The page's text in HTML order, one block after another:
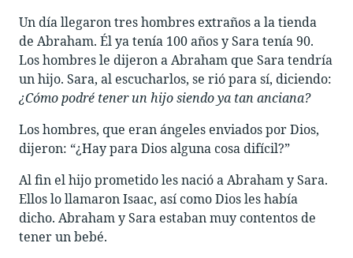
Un día llegaron tres hombres extraños a la tienda
de Abraham. Él ya tenía 100 años y Sara tenía 90.
Los hombres le dijeron a Abraham que Sara tendría
un hijo. Sara, al escucharlos, se rió para sí, diciendo:
¿Cómo podré tener un hijo siendo ya tan anciana?
Los hombres, que eran ángeles enviados por Dios,
dijeron: “¿Hay para Dios alguna cosa difícil?”
Al fin el hijo prometido les nació a Abraham y Sara.
Ellos lo llamaron Isaac, así como Dios les había
dicho. Abraham y Sara estaban muy contentos de
tener un bebé.